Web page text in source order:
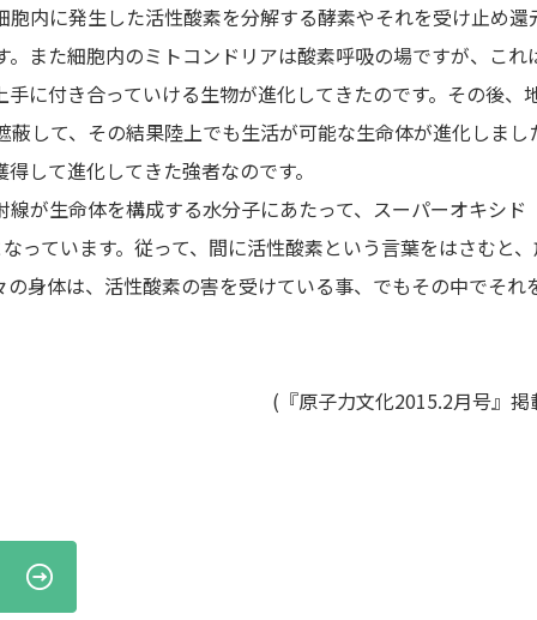
内に発生した活性酸素を分解する酵素やそれを受け止め還
また細胞内のミトコンドリアは酸素呼吸の場ですが、これ
に付き合っていける生物が進化してきたのです。その後、
して、その結果陸上でも生活が可能な生命体が進化しまし
して進化してきた強者なのです。
が生命体を構成する水分子にあたって、スーパーオキシド
っています。従って、間に活性酸素という言葉をはさむと
身体は、活性酸素の害を受けている事、でもその中でそれ
(『原子力文化2015.2月号』掲